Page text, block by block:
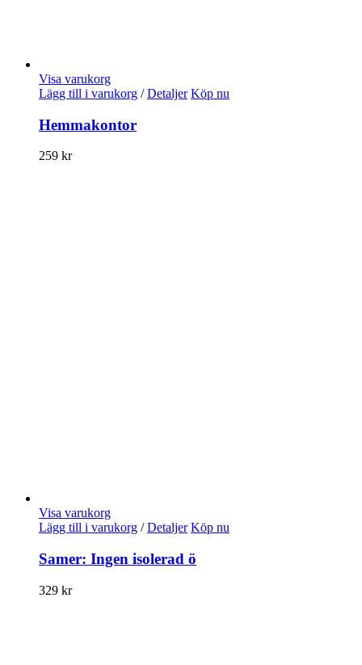
Visa varukorg
Lägg till i varukorg / Detaljer Köp nu
Hemmakontor
259 kr
Visa varukorg
Lägg till i varukorg / Detaljer Köp nu
Samer: Ingen isolerad ö
329 kr